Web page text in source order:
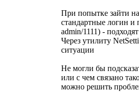
При попытке зайти
стандартные логин и
admin/1111) - подходят
Через утилиту
ситуации
Не могли бы
или с чем связано
можно решить